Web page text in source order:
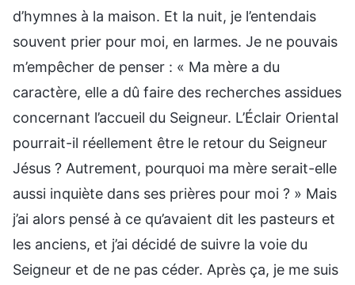
d’hymnes à la maison. Et la nuit, je l’entendais
souvent prier pour moi, en larmes. Je ne pouvais
m’empêcher de penser : « Ma mère a du
caractère, elle a dû faire des recherches assidues
concernant l’accueil du Seigneur. L’Éclair Oriental
pourrait-il réellement être le retour du Seigneur
Jésus ? Autrement, pourquoi ma mère serait-elle
aussi inquiète dans ses prières pour moi ? » Mais
j’ai alors pensé à ce qu’avaient dit les pasteurs et
les anciens, et j’ai décidé de suivre la voie du
Seigneur et de ne pas céder. Après ça, je me suis